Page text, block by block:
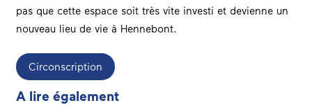
pas que cette espace soit très vite investi et devienne un
nouveau lieu de vie à Hennebont.
Circonscription
A lire également